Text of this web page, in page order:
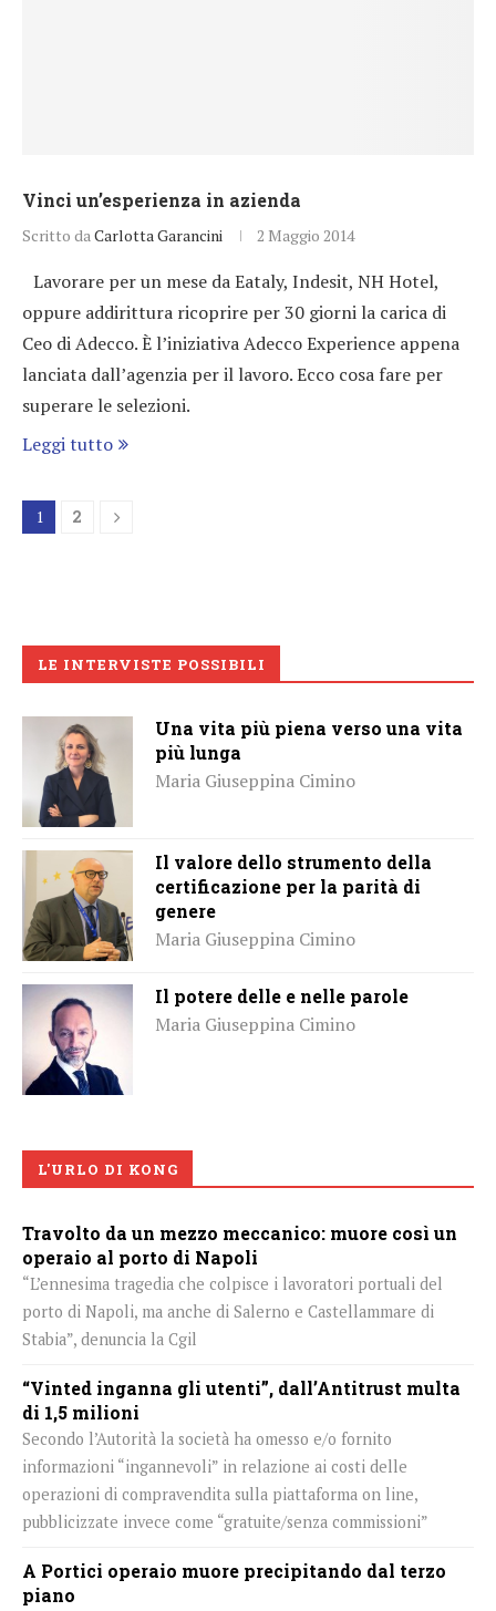
Vinci un’esperienza in azienda
Scritto da Carlotta Garancini 2 Maggio 2014
Lavorare per un mese da Eataly, Indesit, NH Hotel,
oppure addirittura ricoprire per 30 giorni la carica di
Ceo di Adecco. È l’iniziativa Adecco Experience appena
lanciata dall’agenzia per il lavoro. Ecco cosa fare per
superare le selezioni.
Leggi tutto
1 2
LE INTERVISTE POSSIBILI
Una vita più piena verso una vita
più lunga
Maria Giuseppina Cimino
Il valore dello strumento della
certificazione per la parità di
genere
Maria Giuseppina Cimino
Il potere delle e nelle parole
Maria Giuseppina Cimino
L'URLO DI KONG
Travolto da un mezzo meccanico: muore così un
operaio al porto di Napoli
“L’ennesima tragedia che colpisce i lavoratori portuali del
porto di Napoli, ma anche di Salerno e Castellammare di
Stabia”, denuncia la Cgil
“Vinted inganna gli utenti”, dall’Antitrust multa
di 1,5 milioni
Secondo l’Autorità la società ha omesso e/o fornito
informazioni “ingannevoli” in relazione ai costi delle
operazioni di compravendita sulla piattaforma on line,
pubblicizzate invece come “gratuite/senza commissioni”
A Portici operaio muore precipitando dal terzo
piano